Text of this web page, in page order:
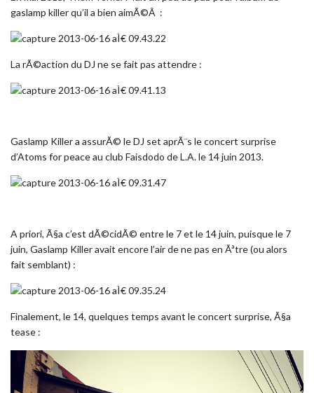
gaslamp killer qu’il a bien aimÃ©Â :
La rÃ©action du DJ ne se fait pas attendre :
Gaslamp Killer a assurÃ© le DJ set aprÃ¨s le concert surprise
d’Atoms for peace au club Faisdodo de L.A. le 14 juin 2013.
A priori, Ã§a c’est dÃ©cidÃ© entre le 7 et le 14 juin, puisque le 7
juin, Gaslamp Killer avait encore l’air de ne pas en Ãªtre (ou alors
fait semblant) :
Finalement, le 14, quelques temps avant le concert surprise, Ã§a
tease :